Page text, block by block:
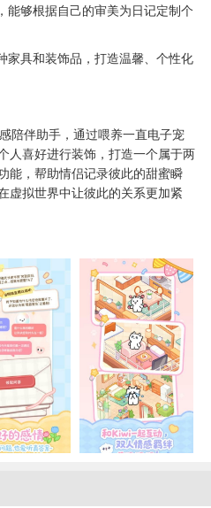
够根据自己的审美为日记定制个
具和装饰品，打造温馨、个性化
伴助手，通过喂养一直电子宠
人喜好进行装饰，打造一个属于两
能，帮助情侣记录彼此的甜蜜瞬
虚拟世界中让彼此的关系更加紧